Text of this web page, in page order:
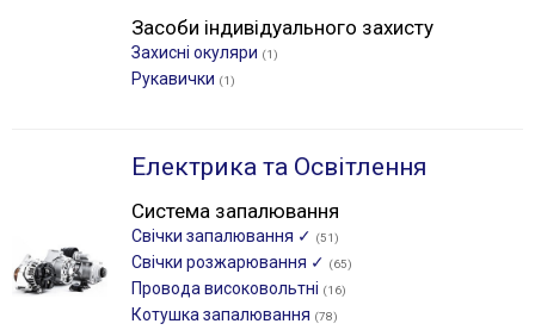
Засоби індивідуального захисту
Захисні окуляри (1)
Рукавички (1)
Електрика та Освітлення
Система запалювання
Свічки запалювання ✓ (51)
Свічки розжарювання ✓ (65)
Провода високовольтні (16)
Котушка запалювання (78)